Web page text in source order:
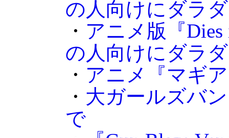
の人向けにダラ
・ アニメ版『
の人向けにダラ
・ アニメ『マギ
・ 大ガールズバ
で